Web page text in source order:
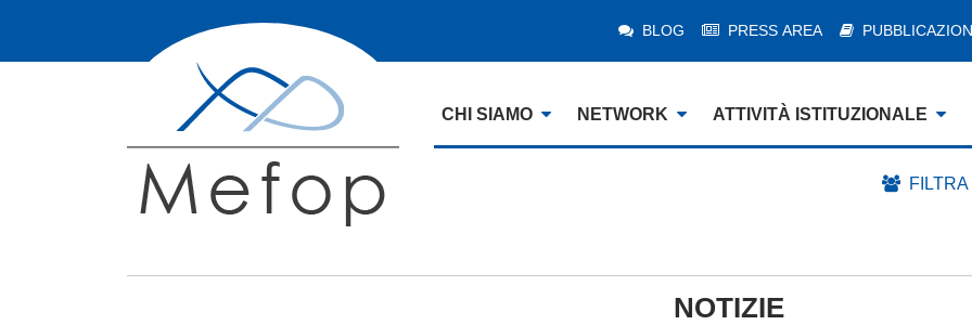
BLOG PRESS AREA
CHI SIAMO NETWORK ATTIVITÀ ISTITUZIONALE
NOTIZIE